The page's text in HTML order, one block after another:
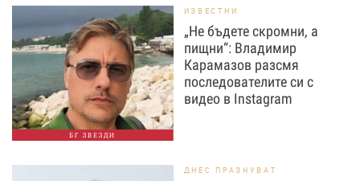
БГ ЗВЕЗДИ
ИЗВЕСТНИ
„Не бъдете скромни, а
пищни“: Владимир
Карамазов разсмя
последователите си с
видео в Instagram
ДНЕС ПРАЗНУВАТ